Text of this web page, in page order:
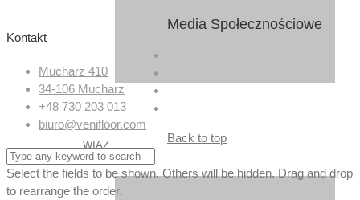
WIĄZ
Kontakt
Mucharz 410
34-106 Mucharz
+48 730 203 013
biuro@venifloor.com
Media Społecznościowe
Back to top
Select the fields to be shown. Others will be hidden. Drag and drop
to rearrange the order.